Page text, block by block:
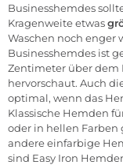
Businesshemdes
Kragenweite etwas
Waschen noch enger
Businesshemdes ist
Zentimeter über dem
hervorschaut. Auch
optimal, wenn das
Klassische Hemden
oder in hellen Farben
andere einfarbige
sind Easy Iron